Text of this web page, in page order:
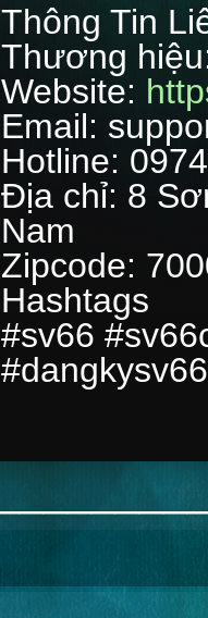
Thông Tin
Thương
Website:
Email:
Hotline:
Địa chỉ: 8
Nam
Zipcode:
Hashtags
#sv66
#dangkysv66